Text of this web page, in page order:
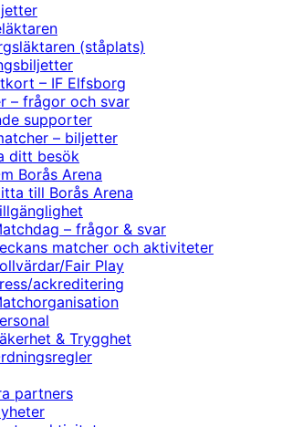
(ståplats)
– IF Elfsborg
– frågor och svar
supporter
– biljetter
ditt besök
Borås Arena
till Borås Arena
– frågor & svar
matcher och aktiviteter
Fair Play
ackreditering
& Trygghet
partners